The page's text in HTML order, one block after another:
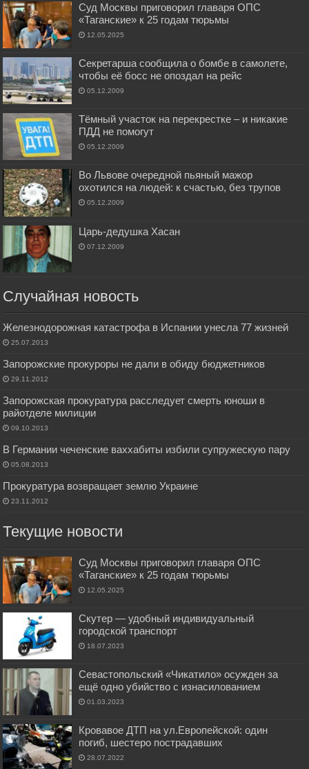
Суд Москвы приговорил главаря ОПС
«Таганские» к 25 годам тюрьмы
12.05.2025
Секретарша сообщила о бомбе в самолете,
чтобы её босс не опоздал на рейс
05.12.2009
Тёмный участок на перекрестке – и никакие
ПДД не помогут
05.12.2009
Во Львове очередной пьяный мажор
охотился на людей: к счастью, без трупов
05.12.2009
Царь-дедушка Хасан
07.12.2009
Случайная новость
Железнодорожная катастрофа в Испании унесла 77 жизней
25.07.2013
Запорожские прокуроры не дали в обиду бюджетников
29.11.2012
Запорожская прокуратура расследует смерть юноши в
райотделе милиции
09.10.2013
В Германии чеченские ваххабиты избили супружескую пару
05.08.2013
Прокуратура возвращает землю Украине
23.11.2012
Текущие новости
Суд Москвы приговорил главаря ОПС
«Таганские» к 25 годам тюрьмы
12.05.2025
Скутер — удобный индивидуальный
городской транспорт
18.07.2023
Севастопольский «Чикатило» осужден за
ещё одно убийство с изнасилованием
01.03.2023
Кровавое ДТП на ул.Европейской: один
погиб, шестеро пострадавших
28.07.2022